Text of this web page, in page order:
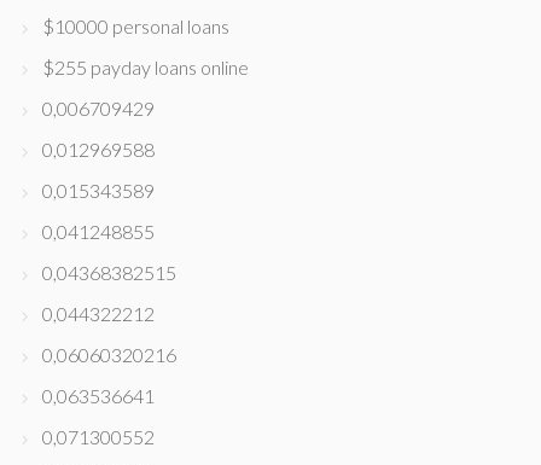
$10000 personal loans
$255 payday loans online
0,006709429
0,012969588
0,015343589
0,041248855
0,04368382515
0,044322212
0,06060320216
0,063536641
0,071300552